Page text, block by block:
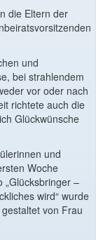
die Eltern der
und
bei strahlendem
vor oder nach
richtete auch die
Glückwünsche
und
Woche
„Glücksbringer –
wird“ wurde
von Frau